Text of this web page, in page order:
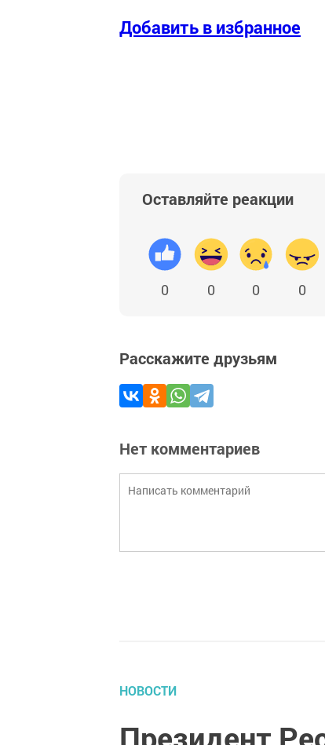
Добавить в избранное
Оставляйте реакции
0 0 0 0
Расскажите друзьям
Нет комментариев
НОВОСТИ
Президент